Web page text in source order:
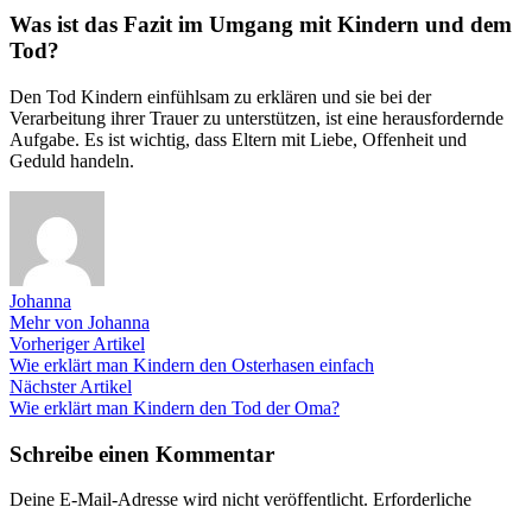
Was ist das Fazit im Umgang mit Kindern und dem
Tod?
Den Tod Kindern einfühlsam zu erklären und sie bei der
Verarbeitung ihrer Trauer zu unterstützen, ist eine herausfordernde
Aufgabe. Es ist wichtig, dass Eltern mit Liebe, Offenheit und
Geduld handeln.
Johanna
Mehr von Johanna
Beitragsnavigation
Vorheriger Artikel
Artikel:
Wie erklärt man Kindern den Osterhasen einfach
Nächster Artikel
Artikel:
Wie erklärt man Kindern den Tod der Oma?
Schreibe einen Kommentar
Deine E-Mail-Adresse wird nicht veröffentlicht. Erforderliche